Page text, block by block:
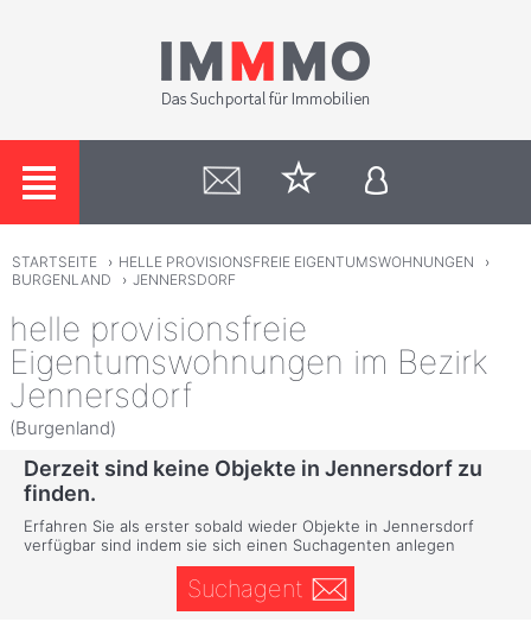
STARTSEITE › HELLE PROVISIONSFREIE EIGENTUMSWOHNUNGEN
›
BURGENLAND
› JENNERSDORF
helle provisionsfreie
Eigentumswohnungen im Bezirk
Jennersdorf
(Burgenland)
Derzeit sind keine Objekte in Jennersdorf zu
finden.
Erfahren Sie als erster sobald wieder Objekte in Jennersdorf
verfügbar sind indem sie sich einen Suchagenten anlegen
Suchagent